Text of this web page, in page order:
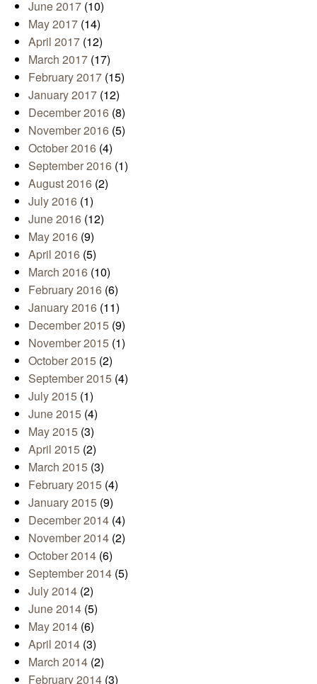
June 2017 (10)
May 2017 (14)
April 2017 (12)
March 2017 (17)
February 2017 (15)
January 2017 (12)
December 2016 (8)
November 2016 (5)
October 2016 (4)
September 2016 (1)
August 2016 (2)
July 2016 (1)
June 2016 (12)
May 2016 (9)
April 2016 (5)
March 2016 (10)
February 2016 (6)
January 2016 (11)
December 2015 (9)
November 2015 (1)
October 2015 (2)
September 2015 (4)
July 2015 (1)
June 2015 (4)
May 2015 (3)
April 2015 (2)
March 2015 (3)
February 2015 (4)
January 2015 (9)
December 2014 (4)
November 2014 (2)
October 2014 (6)
September 2014 (5)
July 2014 (2)
June 2014 (5)
May 2014 (6)
April 2014 (3)
March 2014 (2)
February 2014 (3)